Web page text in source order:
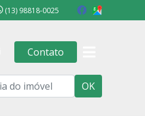
(13) 98818-0025
Contato
OK